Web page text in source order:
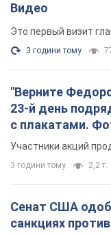
Видео
Это первый визит
3 години тому
"Верните
23-й день
с плакатами.
Участники акций
3 години тому 2,2 т.
Сенат США
санкциях